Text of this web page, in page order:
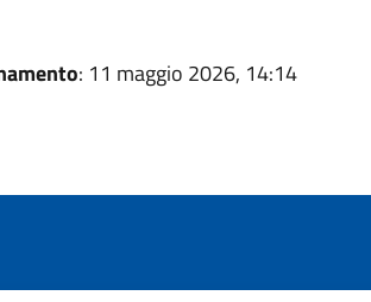
: 11 maggio 2026, 14:14